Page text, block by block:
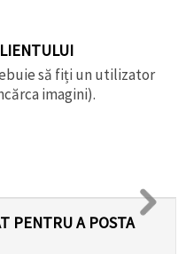
să fiți un utilizator
imagini).
PENTRU A POSTA